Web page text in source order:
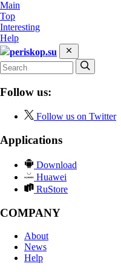
Main
Top
Interesting
Help
periskop.su
Follow us:
Follow us on Twitter
Applications
Download
Huawei
RuStore
COMPANY
About
News
Help